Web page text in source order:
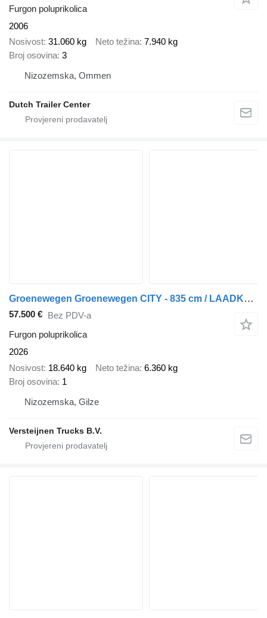
Furgon poluprikolica
2006
Nosivost 31.060 kg Neto težina 7.940 kg
Broj osovina 3
Nizozemska, Ommen
Dutch Trailer Center
Groenewegen Groenewegen CITY - 835 cm / LAADKLEP
57.500 € Bez PDV-a
Furgon poluprikolica
2026
Nosivost 18.640 kg Neto težina 6.360 kg
Broj osovina 1
Nizozemska, Gilze
Versteijnen Trucks B.V.